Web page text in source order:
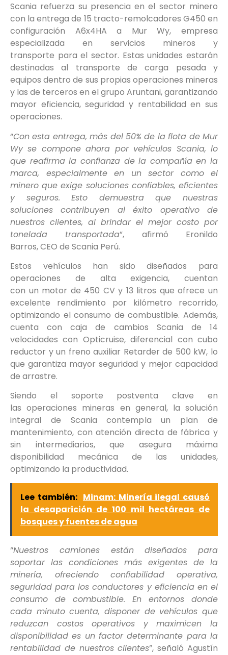
Scania refuerza su presencia en el sector minero
con la entrega de 15 tracto-remolcadores G450 en
configuración A6x4HA a Mur Wy, empresa
especializada en servicios mineros y
transporte para el sector. Estas unidades estarán
destinadas al transporte de carga pesada y
equipos dentro de sus propias operaciones mineras
y las de terceros en el grupo Aruntani, garantizando
mayor eficiencia, seguridad y rentabilidad en sus
operaciones.
“Con esta entrega,más del 50% de la flota de Mur
Wyse compone ahora por vehículos Scania, lo
que reafirma la confianza de la compañía en la
marca, especialmenteen un sector como el
minero que exige solucionesconfiables, eficientes
y seguros.Esto demuestra que nuestras
soluciones contribuyen al éxito operativo de
nuestros clientes, al brindar el mejor costo por
tonelada transportada”, afirmó Eronildo
Barros, CEO de Scania Perú.
Estos vehículos han sido diseñados para
operaciones de alta exigencia, cuentan
con un motor de 450 CV y 13 litros que ofrece un
excelente rendimiento por kilómetro recorrido,
optimizando el consumo de combustible. Además,
cuenta con caja de cambios Scania de 14
velocidades con Opticruise, diferencial con cubo
reductor y un freno auxiliar Retarder de 500 kW, lo
que garantiza mayor seguridad y mejor capacidad
de arrastre.
Siendo el soporte postventa clave en
las operaciones mineras en general, la solución
integral de Scania contempla un plan de
mantenimiento, con atención directa de fábrica y
sin intermediarios, que asegura máxima
disponibilidad mecánica de las unidades,
optimizando la productividad.
Lee también: Minam: Minería ilegal causó
la desaparición de 100 mil hectáreas de
bosques y fuentes de agua
“Nuestros camiones están diseñados para
soportar las condiciones más exigentes de la
minería, ofreciendo confiabilidad operativa,
seguridad para los conductores y eficiencia en el
consumo de combustible. En entornos donde
cada minuto cuenta, disponer de vehículos que
reduzcan costos operativos y maximicen la
disponibilidad es un factor determinante para la
rentabilidad de nuestros clientes”, señaló Agustín